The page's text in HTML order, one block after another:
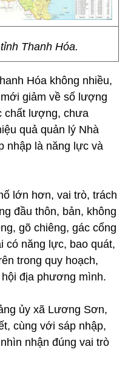
Thanh Hóa.
Hóa không nhiều,
giảm về số lượng
chất lượng, chưa
quả quản lý Nhà
nhập là năng lực và
lớn hơn, vai trò, trách
đầu thôn, bản, không
gõ chiêng, gác cổng
có năng lực, bao quát,
trong quy hoạch,
địa phương mình.
ủy xã Lương Sơn,
cùng với sáp nhập,
nhận đúng vai trò